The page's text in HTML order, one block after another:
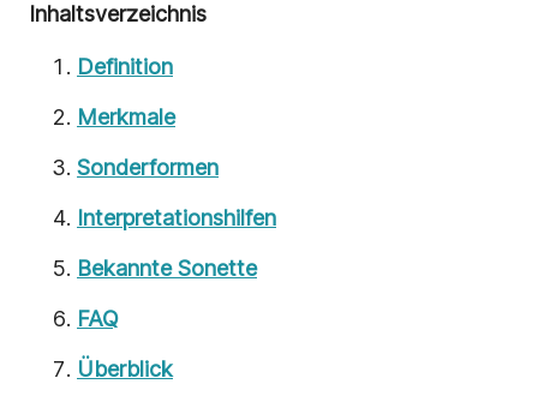
Inhaltsverzeichnis
Definition
Merkmale
Sonderformen
Interpretationshilfen
Bekannte Sonette
FAQ
Überblick